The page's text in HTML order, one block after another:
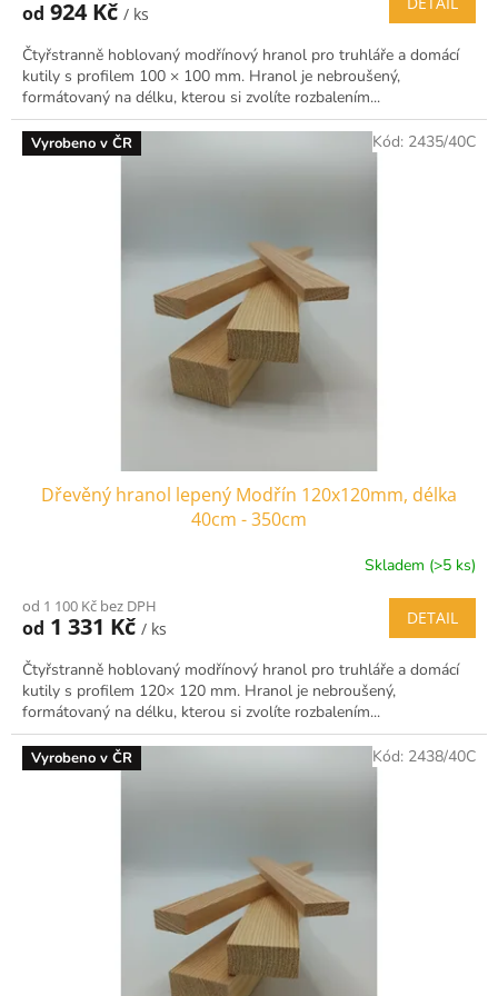
od 924 Kč / ks
Čtyřstranně hoblovaný modřínový hranol pro truhláře a domácí
kutily s profilem 100 × 100 mm. Hranol je nebroušený,
formátovaný na délku, kterou si zvolíte rozbalením...
Vyrobeno v ČR
Dřevěný hranol lepený Modřín 120x120mm, délka
40cm - 350cm
Skladem (>5 ks)
od 1 100 Kč bez DPH
od 1 331 Kč / ks
DETAIL
Čtyřstranně hoblovaný modřínový hranol pro truhláře a domácí
kutily s profilem 120× 120 mm. Hranol je nebroušený,
formátovaný na délku, kterou si zvolíte rozbalením...
Kód: 2435/40C
Vyrobeno v ČR Kód: 2438/40C